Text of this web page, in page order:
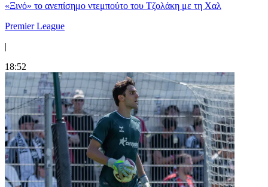
«Ξινό» το ανεπίσημο ντεμπούτο του Τζολάκη με τη Χαλ
Premier League
|
18:52